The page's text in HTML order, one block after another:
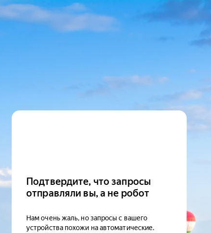
Подтвердите, что запросы
отправляли вы, а не робот
Нам очень жаль, но запросы с вашего
устройства похожи на автоматические.